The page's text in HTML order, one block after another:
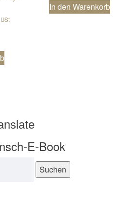
war: €4,50
Preis ist: €3,60.
In den Warenkorb
E-Book
Suchen